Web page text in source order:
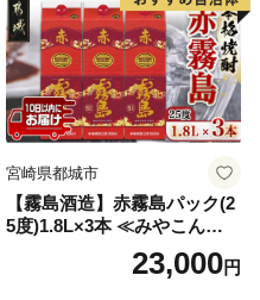
宮崎県都城市
【霧島酒造】赤霧島パック(2
5度)1.8L×3本 ≪みやこんじょ
特急便≫_23-07-K03P-1800-3
23,000円